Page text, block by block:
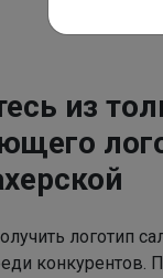
из
логотип
конкурентов.